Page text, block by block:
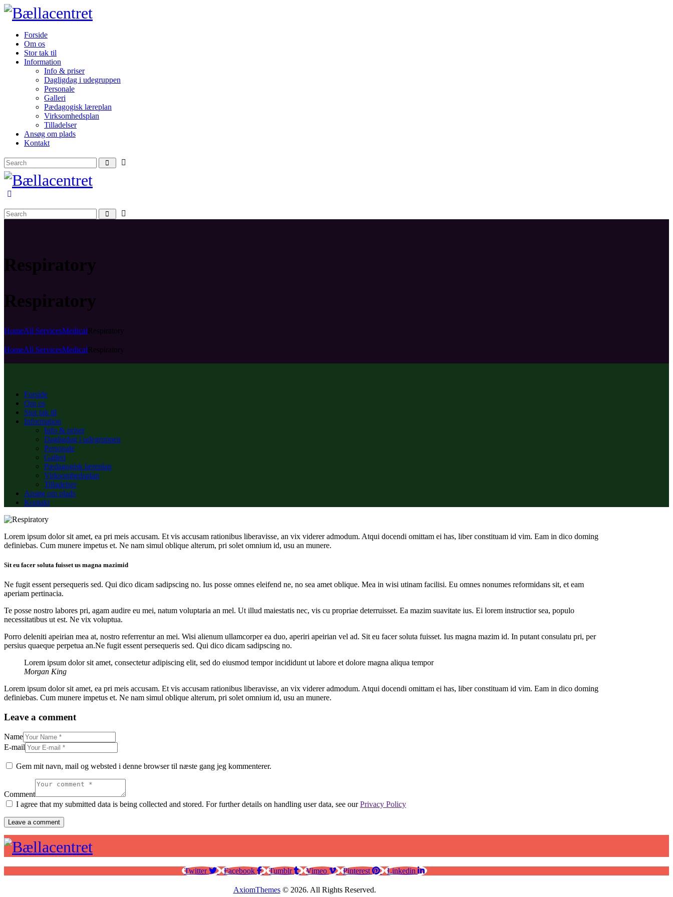
Forside
Om os
Stor tak til
Information
Info & priser
Dagligdag i udegruppen
Personale
Galleri
Pædagogisk læreplan
Virksomhedsplan
Tilladelser
Ansøg om plads
Kontakt
Respiratory
Respiratory
HomeAll ServicesMedicalRespiratory
HomeAll ServicesMedicalRespiratory
Forside
Om os
Stor tak til
Information
Info & priser
Dagligdag i udegruppen
Personale
Galleri
Pædagogisk læreplan
Virksomhedsplan
Tilladelser
Ansøg om plads
Kontakt
Lorem ipsum dolor sit amet, ea pri meis accusam. Et vis accusam rationibus liberavisse, an vix viderer admodum. Atqui docendi omittam ei has, liber constituam id vim. Eam in dico doming
definiebas. Cum munere impetus et. Ne nam simul oblique alterum, pri solet omnium id, usu an munere.
Sit eu facer soluta fuisset us magna mazimid
Ne fugit essent persequeris sed. Qui dico dicam sadipscing no. Ius posse omnes eleifend ne, no sea amet oblique. Mea in wisi utinam facilisi. Eu omnes nonumes reformidans sit, et eam
aperiam pertinacia.
Te posse nostro labores pri, agam audire eu mei, natum voluptaria an mel. Ut illud maiestatis nec, vis cu propriae deterruisset. Ea mazim suavitate ius. Ei lorem instructior sea, populo
necessitatibus ut est. Ne vix voluptua.
Porro deleniti apeirian mea at, nostro referrentur an mei. Wisi alienum ullamcorper ea duo, aperiri apeirian vel ad. Sit eu facer soluta fuisset. Ius magna mazim id. In putant consulatu pri, per
persius quaeque perpetua an.Ne fugit essent persequeris sed. Qui dico dicam sadipscing no.
Lorem ipsum dolor sit amet, consectetur adipiscing elit, sed do eiusmod tempor incididunt ut labore et dolore magna aliqua tempor
Morgan King
Lorem ipsum dolor sit amet, ea pri meis accusam. Et vis accusam rationibus liberavisse, an vix viderer admodum. Atqui docendi omittam ei has, liber constituam id vim. Eam in dico doming
definiebas. Cum munere impetus et. Ne nam simul oblique alterum, pri solet omnium id, usu an munere.
Leave a comment
Name
E-mail
Gem mit navn, mail og websted i denne browser til næste gang jeg kommenterer.
Comment
I agree that my submitted data is being collected and stored. For further details on handling user data, see ourPrivacy Policy
Twitter Facebook Tumblr Vimeo Pinterest Linkedin
AxiomThemes© 2026. All Rights Reserved.